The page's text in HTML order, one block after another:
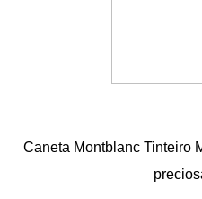
Caneta Montblanc Tinteiro